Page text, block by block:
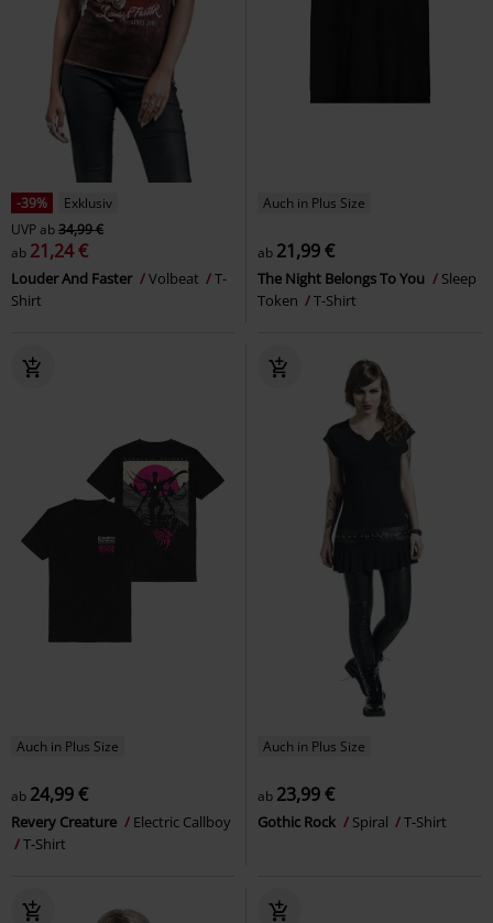
-39%
Exklusiv
UVPab34,99 €
ab 21,24 €
Louder And Faster Volbeat
T-
Shirt
Auch in Plus Size
ab 21,99 €
The Night Belongs To You
Sleep
Token
T-Shirt
Auch in Plus Size
ab 24,99 €
Revery Creature
Electric Callboy
T-Shirt
Auch in Plus Size
ab 23,99 €
Gothic Rock Spiral T-Shirt